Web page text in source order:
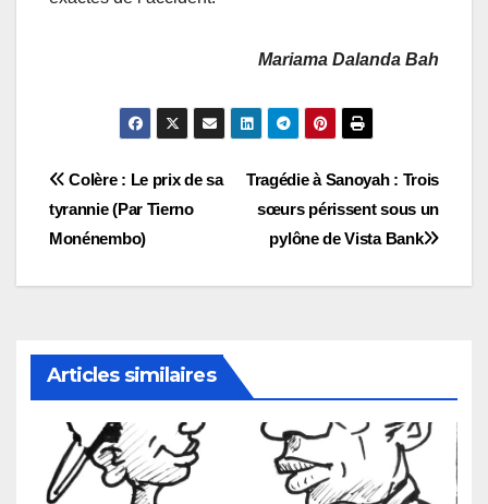
Mariama Dalanda Bah
Navigation
de
l’article
Tragédie à Sanoyah : Trois
sœurs périssent sous un
pylône de Vista Bank
Colère : Le prix de sa
tyrannie (Par Tierno
Monénembo)
Articles similaires